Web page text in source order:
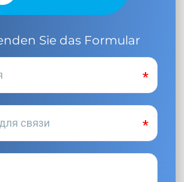
Sie das Formular